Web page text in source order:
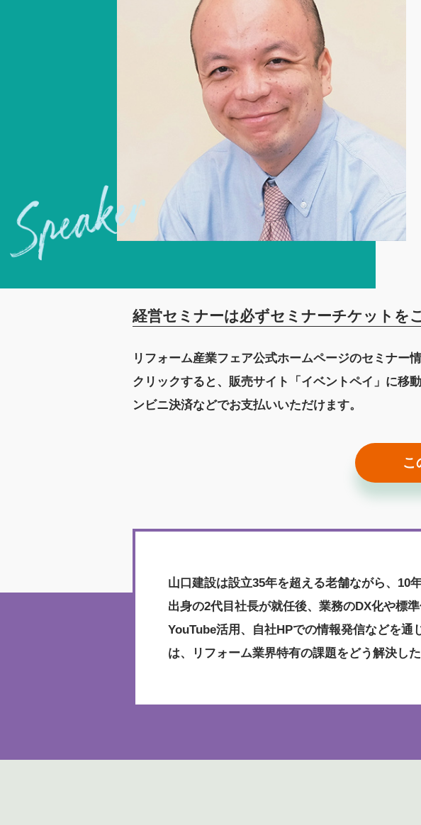
経営セミナーは必ずセミナーチケットを
リフォーム産業フェア公式ホームページのセミナー
クリックすると、販売サイト「イベントペイ」に移
ンビニ決済などでお支払いいただけます。
こ
山口建設は設立35年を超える老舗ながら、10
出身の2代目社長が就任後、業務のDX化や標
YouTube活用、自社HPでの情報発信などを
は、リフォーム業界特有の課題をどう解決し